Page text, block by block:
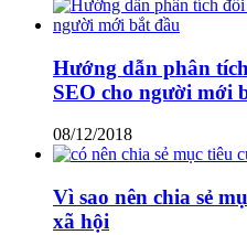
Hướng dẫn phân
SEO cho người mới
08/12/2018
Vì sao nên chia sẻ
xã hội